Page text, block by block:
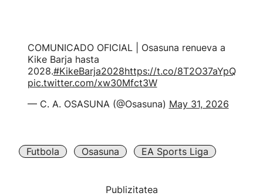
COMUNICADO OFICIAL | Osasuna renueva a
Kike Barja hasta
2028.#KikeBarja2028https://t.co/8T2O37aYpQ
pic.twitter.com/xw30Mfct3W
— C. A. OSASUNA (@Osasuna) May 31, 2026
Futbola Osasuna EA Sports Liga
Publizitatea